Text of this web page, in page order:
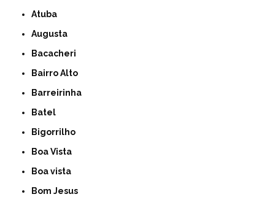
Atuba
Augusta
Bacacheri
Bairro Alto
Barreirinha
Batel
Bigorrilho
Boa Vista
Boa vista
Bom Jesus